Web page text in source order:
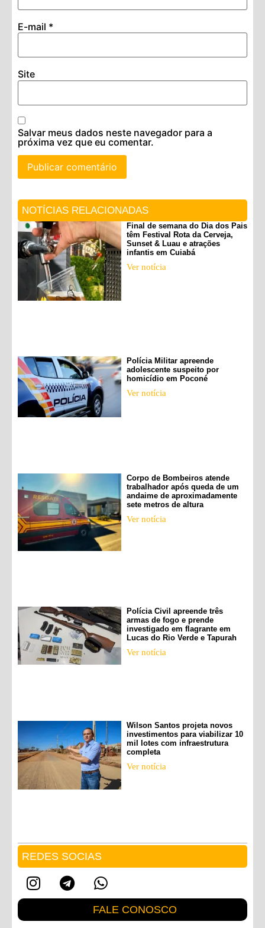
E-mail *
Site
Salvar meus dados neste navegador para a
próxima vez que eu comentar.
NOTÍCIAS RELACIONADAS
Final de semana do Dia dos Pais
têm Festival Rota da Cerveja,
Sunset & Luau e atrações
infantis em Cuiabá
Ver notícia
Polícia Militar apreende
adolescente suspeito por
homicídio em Poconé
Ver notícia
Corpo de Bombeiros atende
trabalhador após queda de um
andaime de aproximadamente
sete metros de altura
Ver notícia
Polícia Civil apreende três
armas de fogo e prende
investigado em flagrante em
Lucas do Rio Verde e Tapurah
Ver notícia
Wilson Santos projeta novos
investimentos para viabilizar 10
mil lotes com infraestrutura
completa
Ver notícia
REDES SOCIAS
FALE CONOSCO